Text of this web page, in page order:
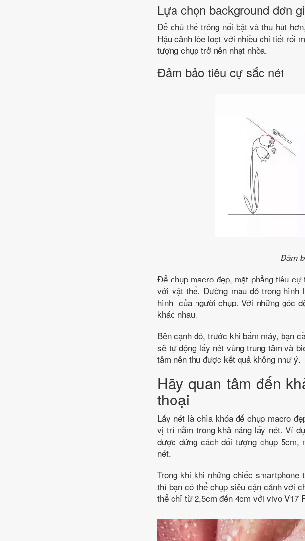
Lựa chọn background đơn
Để chủ thể trông nổi bật và thu hút
Hậu cảnh lòe loẹt với nhiều chi tiết rối
tượng chụp trở nên nhạt nhòa.
Đảm bảo tiêu cự sắc nét
Đảm
Để chụp macro đẹp, mặt phẳng tiêu
với vật thể. Đường màu đỏ trong hình
hình của người chụp. Với những góc
khác nhau.
Bên cạnh đó, trước khi bấm máy, bạn
sẽ tự động lấy nét vùng trung tâm và
tâm nên thu được kết quả không như ý.
Hãy quan tâm đến
thoại
Lấy nét là chìa khóa để chụp macro
vị trí nằm trong khả năng lấy nét. Ví
được đứng cách đối tượng chụp 5cm,
nét.
Trong khi khi những chiếc
thì bạn có thể chụp siêu cận cảnh với
thể chỉ từ 2,5cm đến 4cm với vivo V17